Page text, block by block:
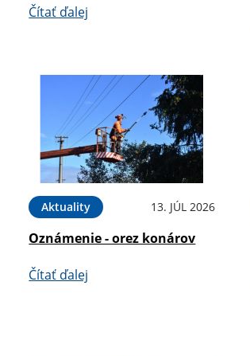
Čítať ďalej
Aktuality 13. JÚL 2026
Oznámenie - orez konárov
Čítať ďalej